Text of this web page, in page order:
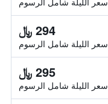
294 ﷼
سعر الليلة شامل الرسوم
295 ﷼
سعر الليلة شامل الرسوم